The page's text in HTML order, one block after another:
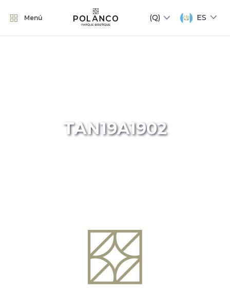
Menú ES
TAN19A1902